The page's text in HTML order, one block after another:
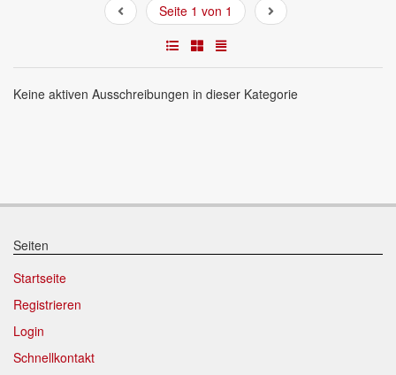
Seite 1 von 1
Keine aktiven Ausschreibungen in dieser Kategorie
Seiten
Startseite
Registrieren
Login
Schnellkontakt